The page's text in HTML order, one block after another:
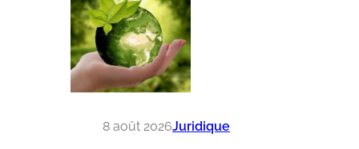
8 août 2026Juridique